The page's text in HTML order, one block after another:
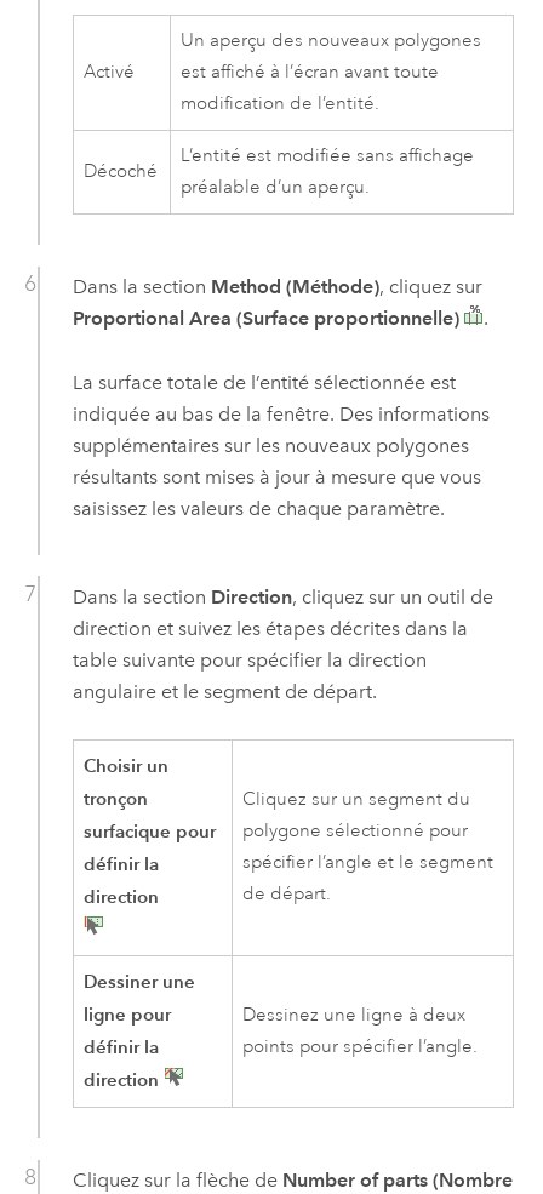
Activé
Un aperçu des nouveaux polygones
est affiché à l’écran avant toute
modification de l’entité.
Décoché
L’entité est modifiée sans affichage
préalable d’un aperçu.
Dans la section Method (Méthode), cliquez sur
Proportional Area (Surface proportionnelle)
.
La surface totale de l’entité sélectionnée est
indiquée au bas de la fenêtre. Des informations
supplémentaires sur les nouveaux polygones
résultants sont mises à jour à mesure que vous
saisissez les valeurs de chaque paramètre.
Dans la section Direction, cliquez sur un outil de
direction et suivez les étapes décrites dans la
table suivante pour spécifier la direction
angulaire et le segment de départ.
Choisir un
tronçon
surfacique pour
définir la
direction
Cliquez sur un segment du
polygone sélectionné pour
spécifier l’angle et le segment
de départ.
Dessiner une
ligne pour
définir la
direction
Dessinez une ligne à deux
points pour spécifier l’angle.
Cliquez sur la flèche de Number of parts (Nombre